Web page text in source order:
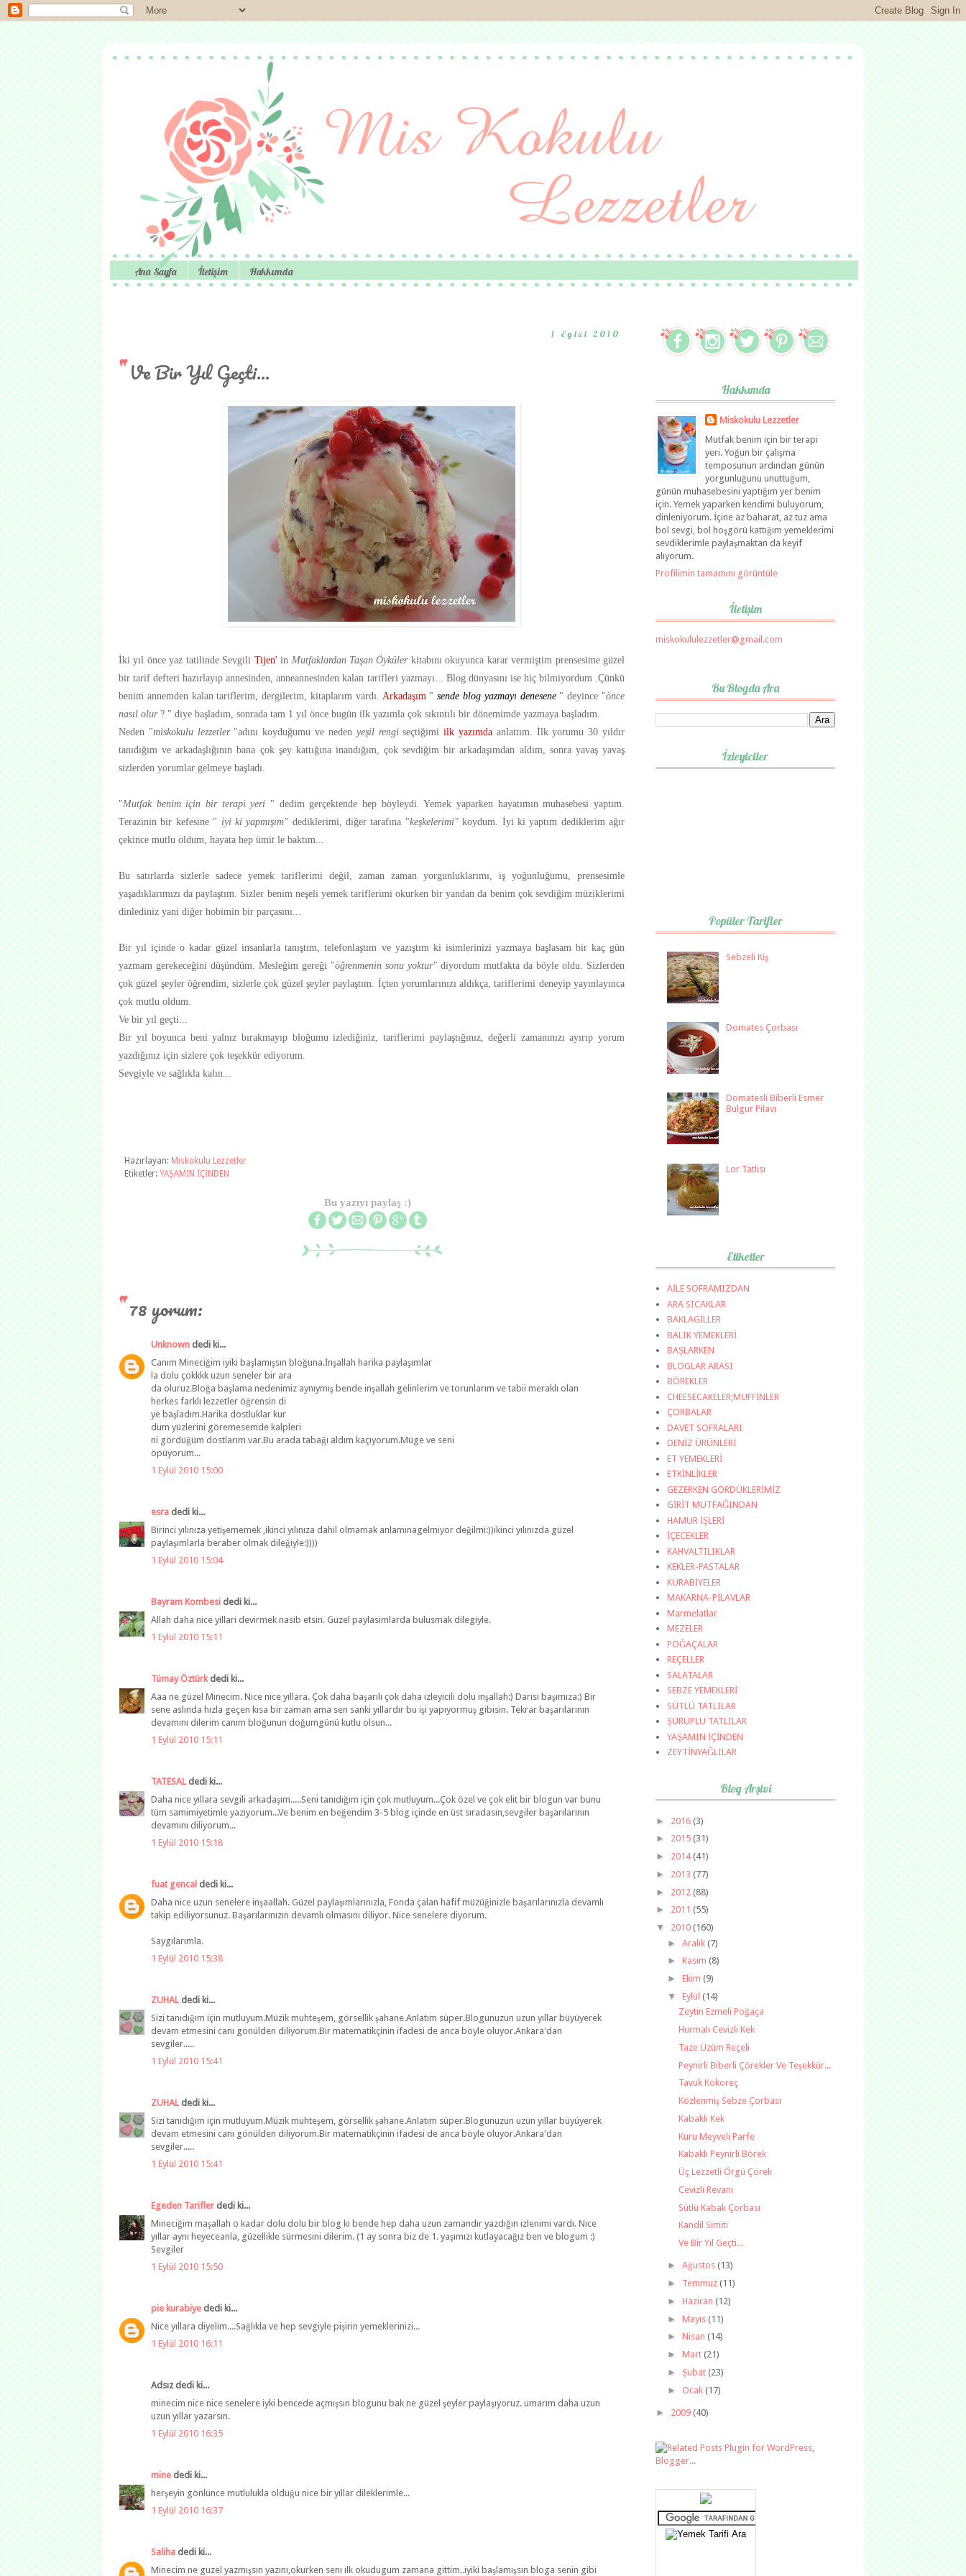
Ana Sayfa İletişim Hakkımda
1 Eylül 2010
Ve Bir Yıl Geçti...
İki yıl önce yaz tatilinde Sevgili Tijen' in Mutfaklardan Taşan Öyküler kitabını okuyunca karar vermiştim prensesime güzel
bir tarif defteri hazırlayıp annesinden, anneannesinden kalan tarifleri yazmayı... Blog dünyasını ise hiç bilmiyordum .Çünkü
benim annemden kalan tariflerim, dergilerim, kitaplarım vardı. Arkadaşım "sende blog yazmayı denesene" deyince "önce
nasıl olur? " diye başladım, sonrada tam 1 yıl önce bugün ilk yazımla çok sıkıntılı bir dönemimde yazmaya başladım.
Neden "miskokulu lezzetler"adını koyduğumu ve neden yeşil rengiseçtiğimiilk yazımda anlattım. İlk yorumu 30 yıldır
tanıdığım ve arkadaşlığının bana çok şey kattığına inandığım, çok sevdiğim bir arkadaşımdan aldım, sonra yavaş yavaş
sizlerden yorumlar gelmeye başladı.
"Mutfak benim için bir terapi yeri " dedim gerçektende hep böyleydi. Yemek yaparken hayatımın muhasebesi yaptım.
Terazinin bir kefesine " iyi ki yapmışım" dediklerimi, diğer tarafına "keşkelerimi"koydum. İyi ki yaptım dediklerim ağır
çekince mutlu oldum, hayata hep ümit le baktım...
Bu satırlarda sizlerle sadece yemek tariflerimi değil, zaman zaman yorgunluklarımı, iş yoğunluğumu, prensesimle
yaşadıklarımızı da paylaştım. Sizler benim neşeli yemek tariflerimi okurken bir yandan da benim çok sevdiğim müziklerimi
dinlediniz yani diğer hobimin bir parçasını...
Bir yıl içinde o kadar güzel insanlarla tanıştım, telefonlaştım ve yazıştım ki isimlerinizi yazmaya başlasam bir kaç gün
yazmam gerekeceğini düşündüm. Mesleğim gereği "öğrenmenin sonu yoktur" diyordum mutfakta da böyle oldu. Sizlerden
çok güzel şeyler öğrendim, sizlerle çok güzel şeyler paylaştım. İçten yorumlarınızı aldıkça, tariflerimi deneyip yayınlayınca
çok mutlu oldum.
Ve bir yıl geçti...
Bir yıl boyunca beni yalnız bırakmayıp bloğumu izlediğiniz, tariflerimi paylaştığınız, değerli zamanınızı ayırıp yorum
yazdığınız için sizlere çok teşekkür ediyorum.
Sevgiyle ve sağlıkla kalın...
Hazırlayan: Miskokulu Lezzetler
Etiketler: YAŞAMIN İÇİNDEN
Bu yazıyı paylaş :)
78 yorum:
Unknown dedi ki...
Canım Mineciğim iyiki başlamışsın bloğuna.İnşallah harika paylaşımlar
la dolu çokkkk uzun seneler bir ara
da oluruz.Bloğa başlama nedenimiz aynıymış bende inşallah gelinlerim ve torunlarım ve tabii meraklı olan
herkes farklı lezzetler öğrensin di
ye başladım.Harika dostluklar kur
dum yüzlerini göremesemde kalpleri
ni gördüğüm dostlarım var.Bu arada tabağı aldım kaçıyorum.Müge ve seni
öpüyorum...
1 Eylül 2010 15:00
esra dedi ki...
Birinci yılınıza yetişememek ,ikinci yılınıza dahil olmamak anlamınagelmiyor değilmi:))ikinci yılınızda güzel
paylaşımlarla beraber olmak dileğiyle:))))
1 Eylül 2010 15:04
Bayram Kombesi dedi ki...
Allah daha nice yillari devirmek nasib etsin. Guzel paylasimlarda bulusmak dilegiyle.
1 Eylül 2010 15:11
Tümay Öztürkdedi ki...
Aaa ne güzel Minecim. Nice nice yıllara. Çok daha başarılı çok daha izleyicili dolu inşallah:) Darısı başımıza:) Bir
sene aslında hızla geçen kısa bir zaman ama sen sanki yıllardır bu işi yapıyormuş gibisin. Tekrar başarılarının
devamını dilerim canım bloğunun doğumgünü kutlu olsun...
1 Eylül 2010 15:11
TATESALdedi ki...
Daha nice yıllara sevgili arkadaşım.....Seni tanıdığım için çok mutluyum...Çok özel ve çok elit bir blogun var bunu
tüm samimiyetimle yazıyorum...Ve benim en beğendim 3-5 blog içinde en üst sıradasın,sevgiler başarılarının
devamını diliyorum...
1 Eylül 2010 15:18
fuat gencal dedi ki...
Daha nice uzun senelere inşaallah. Güzel paylaşımlarınızla, Fonda çalan hafif müzüğinizle başarılarınızla devamlı
takip ediliyorsunuz. Başarılarınızın devamlı olmasını diliyor. Nice senelere diyorum.
Saygılarımla.
1 Eylül 2010 15:38
ZUHALdedi ki...
Sizi tanıdığım için mutluyum.Müzik muhteşem, görsellik şahane.Anlatım süper.Blogunuzun uzun yıllar büyüyerek
devam etmesini canı gönülden diliyorum.Bir matematikçinin ifadesi de anca böyle oluyor.Ankara'dan
sevgiler.....
1 Eylül 2010 15:41
ZUHALdedi ki...
Sizi tanıdığım için mutluyum.Müzik muhteşem, görsellik şahane.Anlatım süper.Blogunuzun uzun yıllar büyüyerek
devam etmesini canı gönülden diliyorum.Bir matematikçinin ifadesi de anca böyle oluyor.Ankara'dan
sevgiler.....
1 Eylül 2010 15:41
Egeden Tarifler dedi ki...
Mineciğim maşallah o kadar dolu dolu bir blog ki bende hep daha uzun zamandır yazdığın izlenimi vardı. Nice
yıllar aynı heyeceanla, güzellikle sürmesini dilerim. (1 ay sonra biz de 1. yaşımızı kutlayacağız ben ve blogum :)
Sevgiler
1 Eylül 2010 15:50
pie kurabiye dedi ki...
Nice yıllara diyelim....Sağlıkla ve hep sevgiyle pişirin yemeklerinizi...
1 Eylül 2010 16:11
Adsız dedi ki...
minecim nice nice senelere iyki bencede açmışsın blogunu bak ne güzel şeyler paylaşıyoruz. umarım daha uzun
uzun yıllar yazarsın.
1 Eylül 2010 16:35
mine dedi ki...
herşeyin gönlünce mutlulukla olduğu nice bir yıllar dileklerimle...
1 Eylül 2010 16:37
Saliha dedi ki...
Minecim ne guzel yazmışsın yazını,okurken senı ılk okudugum zamana gittim..iyiki başlamışsın bloga senin gibi
Hakkımda
Miskokulu Lezzetler
Mutfak benim için bir terapi
yeri. Yoğun bir çalışma
temposunun ardından günün
yorgunluğunu unuttuğum,
günün muhasebesini yaptığım yer benim
için. Yemek yaparken kendimi buluyorum,
dinleniyorum. İçine az baharat, az tuz ama
bol sevgi, bol hoşgörü kattığım yemeklerimi
sevdiklerimle paylaşmaktan da keyif
alıyorum.
Profilimin tamamını görüntüle
İletişim
miskokululezzetler@gmail.com
Bu Blogda Ara
İzleyiciler
Popüler Tarifler
Sebzeli Kiş
Domates Çorbası
Domatesli Biberli Esmer
Bulgur Pilavı
Lor Tatlısı
Etiketler
AİLE SOFRAMIZDAN
ARA SICAKLAR
BAKLAGİLLER
BALIK YEMEKLERİ
BAŞLARKEN
BLOGLAR ARASI
BÖREKLER
CHEESECAKELER;MUFFİNLER
ÇORBALAR
DAVET SOFRALARI
DENİZ ÜRÜNLERİ
ET YEMEKLERİ
ETKİNLİKLER
GEZERKEN GÖRDÜKLERİMİZ
GİRİT MUTFAĞINDAN
HAMUR İŞLERİ
İÇECEKLER
KAHVALTILIKLAR
KEKLER-PASTALAR
KURABİYELER
MAKARNA-PİLAVLAR
Marmelatlar
MEZELER
POĞAÇALAR
REÇELLER
SALATALAR
SEBZE YEMEKLERİ
SÜTLÜ TATLILAR
ŞURUPLU TATLILAR
YAŞAMIN İÇİNDEN
ZEYTİNYAĞLILAR
Blog Arşivi
► 2016 (3)
► 2015 (31)
► 2014(41)
► 2013 (77)
► 2012 (88)
► 2011 (55)
▼ 2010 (160)
► Aralık (7)
► Kasım (8)
► Ekim (9)
▼ Eylül (14)
Zeytin Ezmeli Poğaça
Hurmalı Cevizli Kek
Taze Üzüm Reçeli
Peynirli Biberli Çörekler Ve Teşekkür...
Tavuk Kokoreç
Közlenmiş Sebze Çorbası
Kabaklı Kek
Kuru Meyveli Parfe
Kabaklı Peynirli Börek
Üç Lezzetli Örgü Çörek
Cevizli Revani
Sütlü Kabak Çorbası
Kandil Simiti
Ve Bir Yıl Geçti...
► Ağustos (13)
► Temmuz (11)
► Haziran (12)
► Mayıs (11)
► Nisan (14)
► Mart (21)
► Şubat (23)
► Ocak (17)
► 2009 (40)